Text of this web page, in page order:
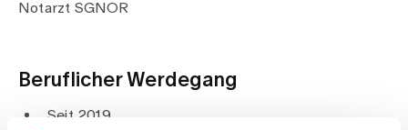
Notarzt SGNOR
Beruflicher Werdegang
Seit 2019